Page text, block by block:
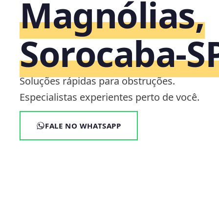
Magnólias,
Soluções rápidas para obstruções.
Especialistas experientes perto de você.
FALE NO WHATSAPP